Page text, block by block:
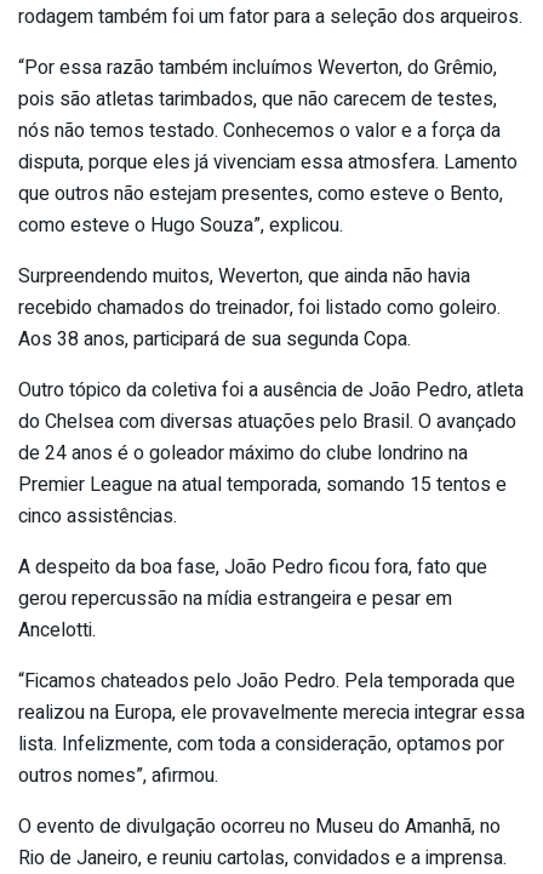
rodagem também foi um fator para a seleção dos arqueiros.
“Por essa razão também incluímos Weverton, do Grêmio,
pois são atletas tarimbados, que não carecem de testes,
nós não temos testado. Conhecemos o valor e a força da
disputa, porque eles já vivenciam essa atmosfera. Lamento
que outros não estejam presentes, como esteve o Bento,
como esteve o Hugo Souza”, explicou.
Surpreendendo muitos, Weverton, que ainda não havia
recebido chamados do treinador, foi listado como goleiro.
Aos 38 anos, participará de sua segunda Copa.
Outro tópico da coletiva foi a ausência de João Pedro, atleta
do Chelsea com diversas atuações pelo Brasil. O avançado
de 24 anos é o goleador máximo do clube londrino na
Premier League na atual temporada, somando 15 tentos e
cinco assistências.
A despeito da boa fase, João Pedro ficou fora, fato que
gerou repercussão na mídia estrangeira e pesar em
Ancelotti.
“Ficamos chateados pelo João Pedro. Pela temporada que
realizou na Europa, ele provavelmente merecia integrar essa
lista. Infelizmente, com toda a consideração, optamos por
outros nomes”, afirmou.
O evento de divulgação ocorreu no Museu do Amanhã, no
Rio de Janeiro, e reuniu cartolas, convidados e a imprensa.